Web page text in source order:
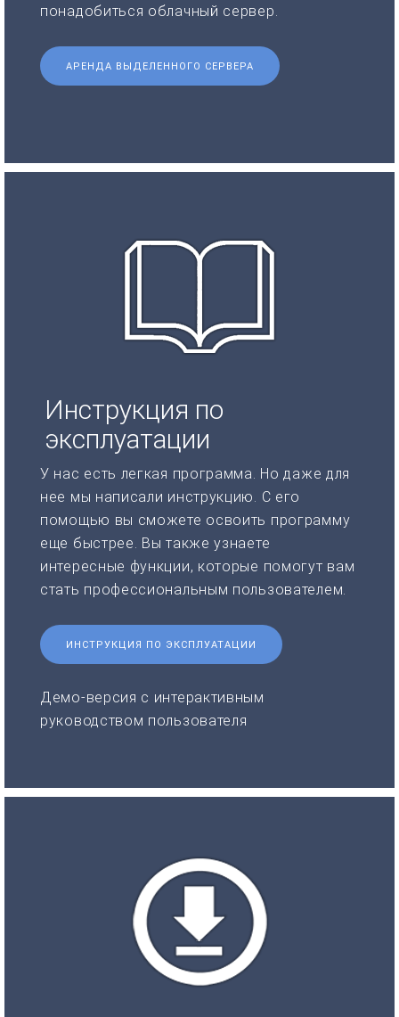
понадобиться облачный сервер.
АРЕНДА ВЫДЕЛЕННОГО СЕРВЕРА
Инструкция по
эксплуатации
У нас есть легкая программа. Но даже для
нее мы написали инструкцию. С его
помощью вы сможете освоить программу
еще быстрее. Вы также узнаете
интересные функции, которые помогут вам
стать профессиональным пользователем.
ИНСТРУКЦИЯ ПО ЭКСПЛУАТАЦИИ
Демо-версия с интерактивным
руководством пользователя